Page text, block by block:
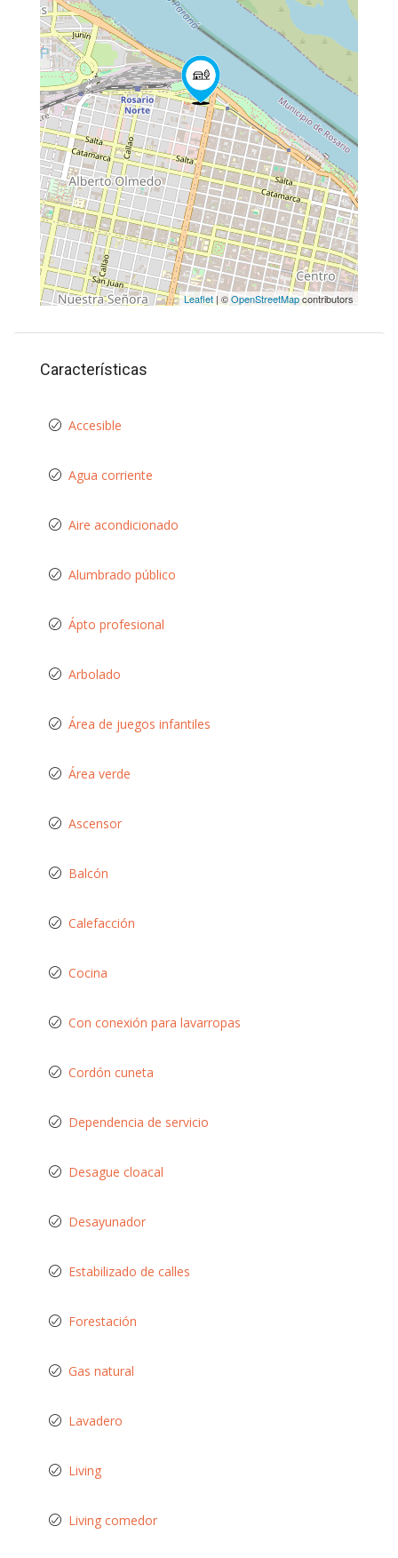
Leaflet | ©OpenStreetMapcontributors
Características
Accesible
Agua corriente
Aire acondicionado
Alumbrado público
Ápto profesional
Arbolado
Área de juegos infantiles
Área verde
Ascensor
Balcón
Calefacción
Cocina
Con conexión para lavarropas
Cordón cuneta
Dependencia de servicio
Desague cloacal
Desayunador
Estabilizado de calles
Forestación
Gas natural
Lavadero
Living
Living comedor